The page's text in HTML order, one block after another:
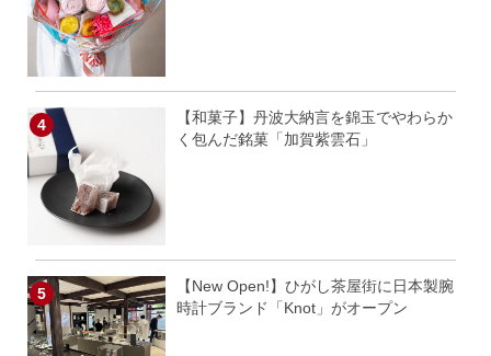
【和菓子】丹波大納言を錦玉でやわらか
く包んだ銘菓「加賀紫雲石」
【New Open!】ひがし茶屋街に日本製腕
時計ブランド「Knot」がオープン